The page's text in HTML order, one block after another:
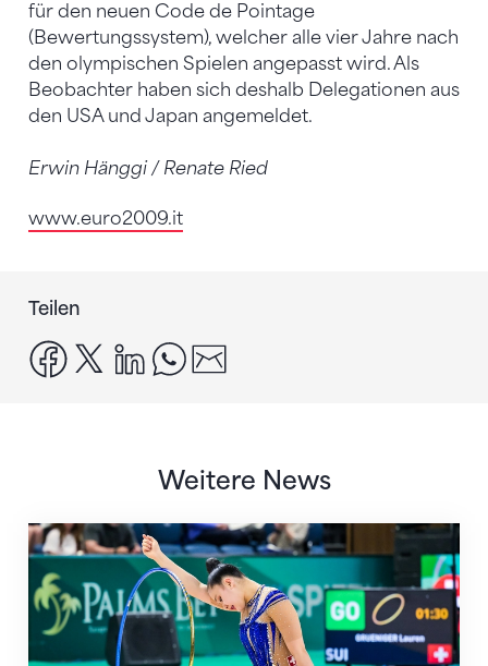
für den neuen Code de Pointage
(Bewertungssystem), welcher alle vier Jahre nach
den olympischen Spielen angepasst wird. Als
Beobachter haben sich deshalb Delegationen aus
den USA und Japan angemeldet.
Erwin Hänggi / Renate Ried
www.euro2009.it
Teilen
facebook
x linkedinwhatsapp
Weitere News
Nächster Halt: Weltmeisterschaft